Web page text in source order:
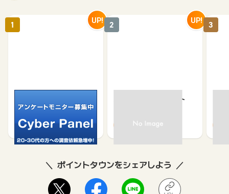
500 750
1 UP!
京急プレミアポイント
370 650
2 UP! 3
ポイントタウンをシェアしよう